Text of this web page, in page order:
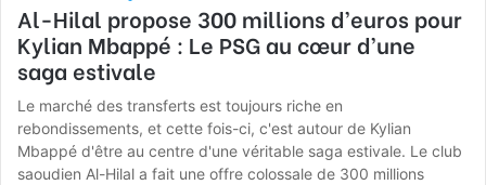
Al-Hilal propose 300 millions d’euros pour
Kylian Mbappé : Le PSG au cœur d’une
saga estivale
Le marché des transferts est toujours riche en
rebondissements, et cette fois-ci, c'est autour de Kylian
Mbappé d'être au centre d'une véritable saga estivale. Le club
saoudien Al-Hilal a fait une offre colossale de 300 millions